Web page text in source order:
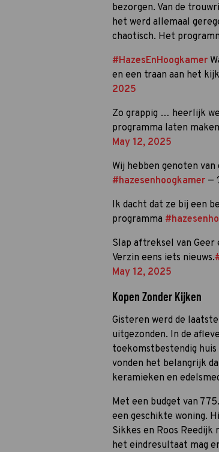
bezorgen. Van de
het werd allemaal
chaotisch. Het
#HazesEnHoogkamer
en een traan aan het
2025
Zo grappig … heerlijk
programma laten
May 12, 2025
Wij hebben genoten
#hazesenhoogkamer —
Ik dacht dat ze bij een
programma
Slap aftreksel van Geer
Verzin eens iets nieuws.
May 12, 2025
Kopen Zonder Kijken
Gisteren werd de
uitgezonden. In de
toekomstbestendig huis
vonden het belangrijk
keramieken en
Met een budget van
een geschikte woning.
Sikkes en Roos Reedijk
het eindresultaat mag